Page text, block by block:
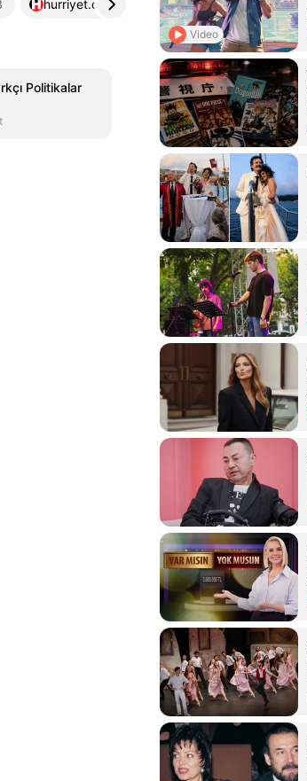
hurriyet.com.tr
Politikalar
Video